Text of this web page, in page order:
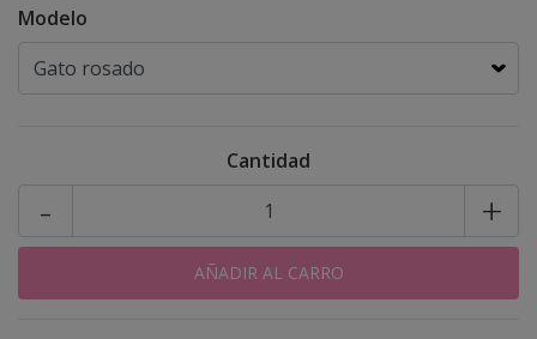
Modelo
Cantidad
+
-